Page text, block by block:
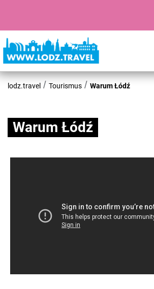
lodz.travel Tourismus Warum Łódź
Warum Łódź